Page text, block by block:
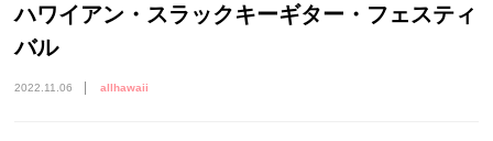
ハワイアン・スラックキーギター・フェスティ
バル
2022.11.06 allhawaii